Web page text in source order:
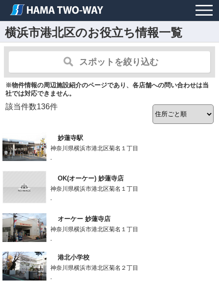
横浜市港北区のお役立ち情報一覧
スポットを絞り込む
※物件情報の周辺施設紹介のページであり、各店舗への問い合わせは当
社では対応できません。
該当件数136件
妙蓮寺駅
神奈川県横浜市港北区菊名１丁目
-
OK(オーケー) 妙蓮寺店
神奈川県横浜市港北区菊名１丁目
-
オーケー 妙蓮寺店
神奈川県横浜市港北区菊名１丁目
-
港北小学校
神奈川県横浜市港北区菊名２丁目
-